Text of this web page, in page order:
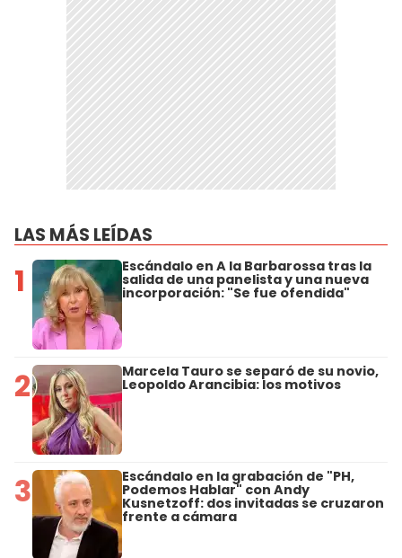
LAS MÁS LEÍDAS
1 Escándalo en A la Barbarossa tras la
salida de una panelista y una nueva
incorporación: "Se fue ofendida"
2 Marcela Tauro se separó de su novio,
Leopoldo Arancibia: los motivos
3 Escándalo en la grabación de "PH,
Podemos Hablar" con Andy
Kusnetzoff: dos invitadas se cruzaron
frente a cámara